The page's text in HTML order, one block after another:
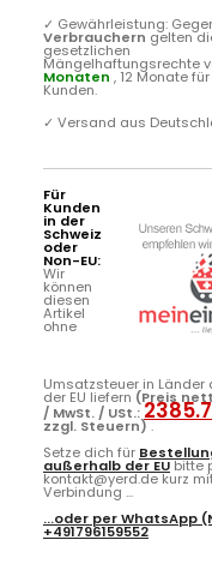
✓ Gewährleistung:
Verbrauchern gelten
gesetzlichen
Mängelhaftungsrechte
Monaten , 12 Monate
Kunden.
✓ Versand aus
Für
Kunden
in der
Schweiz
oder
Non-EU:
Wir
können
diesen
Artikel
ohne
Umsatzsteuer in Länder
der EU liefern (Preis
/ MwSt. / USt.:
zzgl. Steuern).
Setze dich für
außerhalb der EUbitte
kontakt@yerd.de kurz
Verbindung ...
...oder perWhatsApp
+491796159552